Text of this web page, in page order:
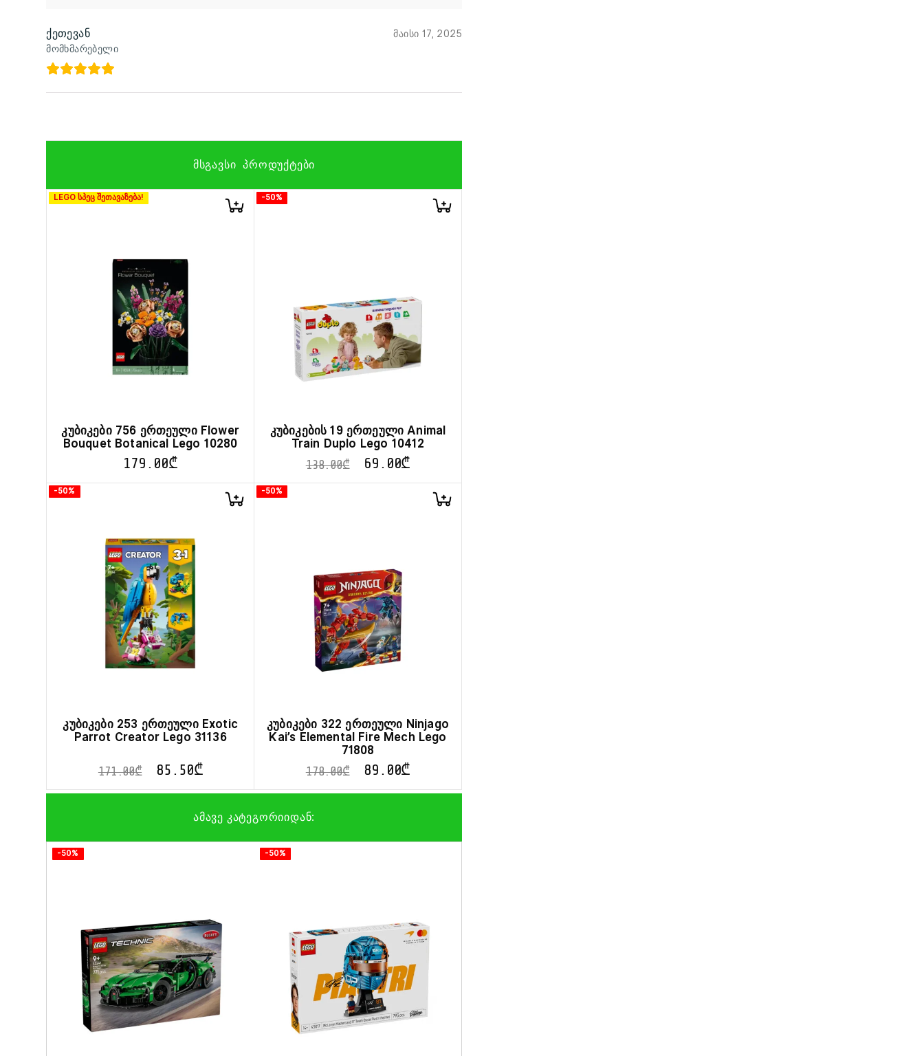
ქეთევან
მომხმარებელი
მაისი 17, 2025
ᲛᲡᲒᲐᲕᲡᲘ ᲞᲠᲝᲓᲣᲥᲢᲔᲑᲘ
LEGO სპეც შეთავაზება!
კუბიკები 756 ერთეული Flower
Bouquet Botanical Lego 10280
179.00₾
-50%
კუბიკების 19 ერთეული Animal
Train Duplo Lego 10412
138.00₾ 69.00₾
-50%
კუბიკები 253 ერთეული Exotic
Parrot Creator Lego 31136
171.00₾ 85.50₾
-50%
კუბიკები 322 ერთეული Ninjago
Kai’s Elemental Fire Mech Lego
71808
178.00₾ 89.00₾
ამავე კატეგორიიდან:
-50% -50%